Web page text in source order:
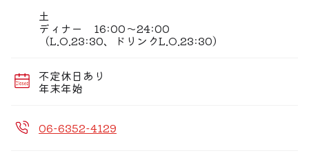
土
ディナー 16:00〜24:00
（L.O.23:30、ドリンクL.O.23:30）
不定休日あり
年末年始
06-6352-4129